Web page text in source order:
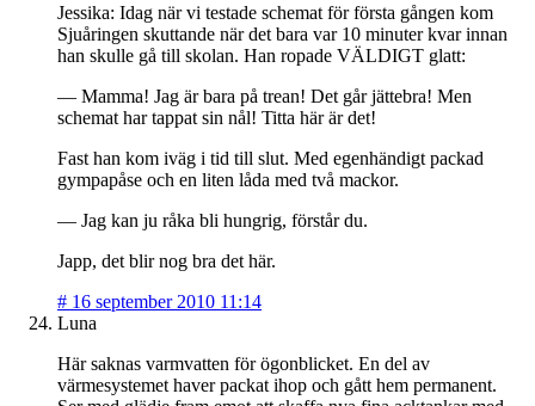
Jessika: Idag när vi testade schemat för första gången kom
Sjuåringen skuttande när det bara var 10 minuter kvar innan
han skulle gå till skolan. Han ropade VÄLDIGT glatt:
— Mamma! Jag är bara på trean! Det går jättebra! Men
schemat har tappat sin nål! Titta här är det!
Fast han kom iväg i tid till slut. Med egenhändigt packad
gympapåse och en liten låda med två mackor.
— Jag kan ju råka bli hungrig, förstår du.
Japp, det blir nog bra det här.
# 16 september 2010 11:14
Luna
Här saknas varmvatten för ögonblicket. En del av
värmesystemet haver packat ihop och gått hem permanent.